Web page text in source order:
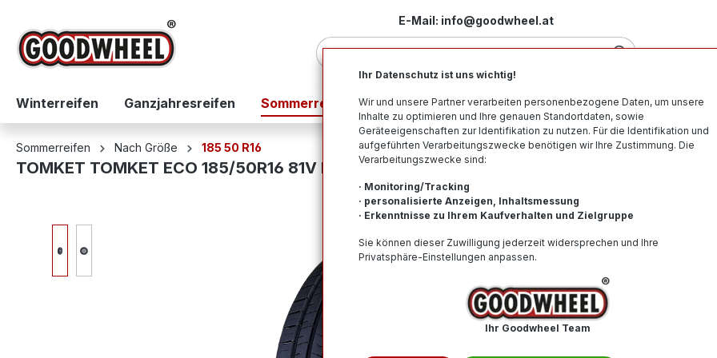
Zur Hauptnavigation springen E-Mail: info@goodwheel.at
Winterreifen Ganzjahresreifen Sommerreifen Motorradreifen Felgen Offroad-Reifen
Sommerreifen Nach Größe 185 50 R16
TOMKET TOMKET ECO 185/50R16 81V BSW
60,35
Preise inkl.
Nicht
Ihr Datenschutz ist uns wichtig!
Wir und unsere Partner verarbeiten personenbezogene Daten, um unsere
Inhalte zu optimieren und Ihre genauen Standortdaten, sowie
Geräteeigenschaften zur Identifikation zu nutzen. Für die Identifikation und
aufgeführten Verarbeitungszwecke benötigen wir Ihre Zustimmung. Die
Verarbeitungszwecke sind:
· Monitoring/Tracking
· personalisierte Anzeigen, Inhaltsmessung
· Erkenntnisse zu Ihrem Kaufverhalten und Zielgruppe
Sie können dieser Zuwilligung jederzeit widersprechen und Ihre
Privatsphäre-Einstellungen anpassen.
Ihr Goodwheel Team